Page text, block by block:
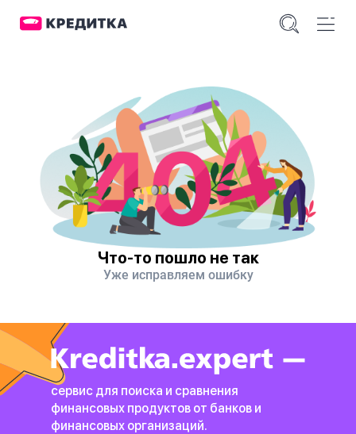
Что-то пошло не так
Уже исправляем ошибку
сервис для поиска и сравнения
финансовых продуктов от банков и
финансовых организаций.